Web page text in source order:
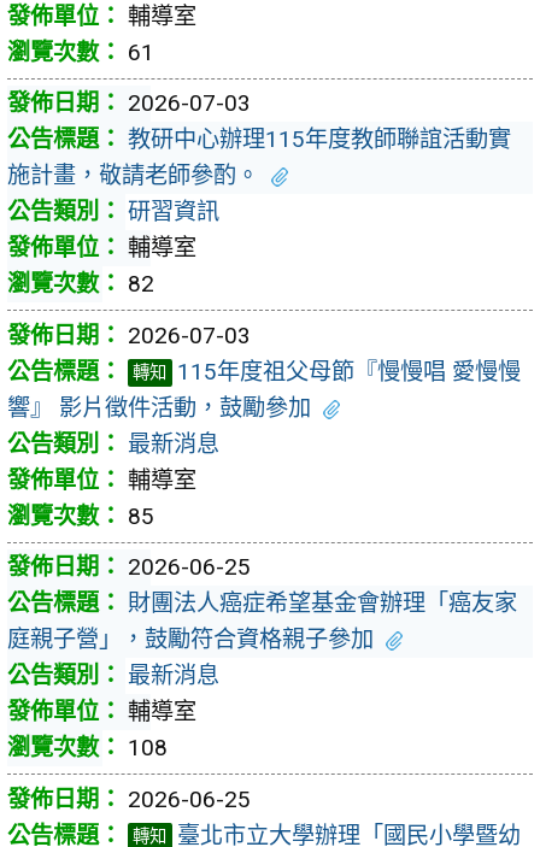
輔導室
61
2026-07-03
教研中心辦理115年度教師聯誼活動實
施計畫，敬請老師參酌。
研習資訊
輔導室
82
2026-07-03
轉知
115年度祖父母節『慢慢唱 愛慢慢
響』 影片徵件活動，鼓勵參加
最新消息
輔導室
85
2026-06-25
財團法人癌症希望基金會辦理「癌友家
庭親子營」，鼓勵符合資格親子參加
最新消息
輔導室
108
2026-06-25
轉知
臺北市立大學辦理「國民小學暨幼